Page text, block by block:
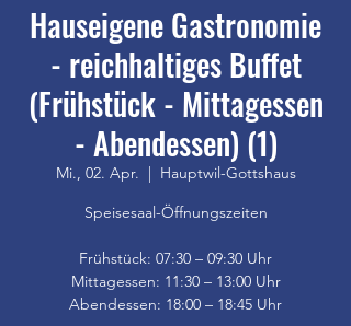
Hauseigene Gastronomie
- reichhaltiges Buffet
(Frühstück - Mittagessen
- Abendessen) (1)
Mi., 02. Apr.
  |
Hauptwil-Gottshaus
Speisesaal-Öffnungszeiten
Frühstück: 07:30 – 09:30 Uhr
Mittagessen: 11:30 – 13:00 Uhr